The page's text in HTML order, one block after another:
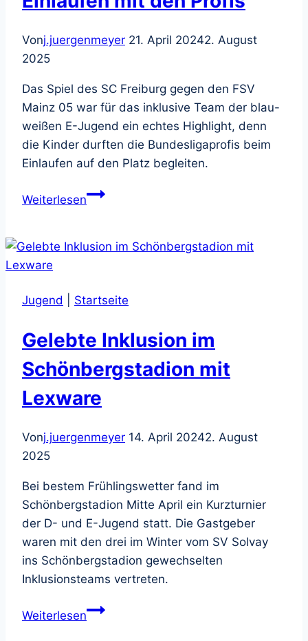
Vonj.juergenmeyer 21. April 20242. August
2025
Das Spiel des SC Freiburg gegen den FSV
Mainz 05 war für das inklusive Team der blau-
weißen E-Jugend ein echtes Highlight, denn
die Kinder durften die Bundesligaprofis beim
Einlaufen auf den Platz begleiten.
WeiterlesenEinlaufen
Profis
Jugend Startseite
Gelebte Inklusion im
Schönbergstadion mit
Lexware
Vonj.juergenmeyer 14. April 20242. August
2025
Bei bestem Frühlingswetter fand im
Schönbergstadion Mitte April ein Kurzturnier
der D- und E-Jugend statt. Die Gastgeber
waren mit den drei im Winter vom SV Solvay
ins Schönbergstadion gewechselten
Inklusionsteams vertreten.
WeiterlesenGelebte